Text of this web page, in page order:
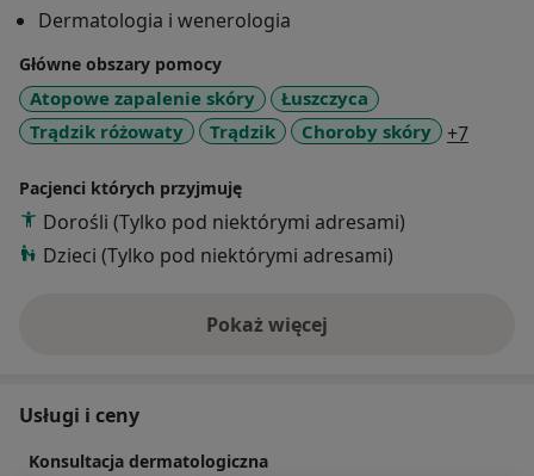
Dermatologia i wenerologia
Główne obszary pomocy
Atopowe zapalenie skóry
Łuszczyca
Trądzik różowaty
Trądzik Choroby skóry +7
Pacjenci których przyjmuję
Dorośli (Tylko pod niektórymi adresami)
Dzieci (Tylko pod niektórymi adresami)
Pokaż więcejo doświadczeniu
Usługi i ceny
Konsultacja dermatologiczna